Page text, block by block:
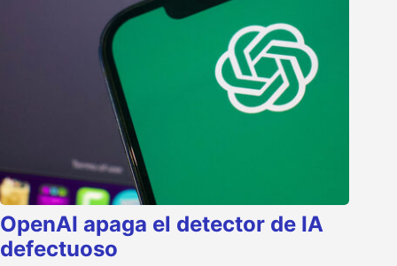
OpenAI apaga el detector de IA
defectuoso